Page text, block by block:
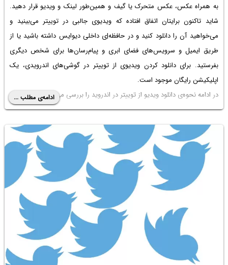
به همراه عکس، عکس متحرک یا گیف و همین‌طور لینک و ویدیو قرار دهید.
شاید تاکنون برایتان اتفاق افتاده که ویدیوی جالبی در توییتر می‌بینید و
می‌خواهید آن را دانلود کنید و در حافظه|‌ی داخلی دیوایس داشته باشید یا از
طریق ایمیل و سرویس‌های فضای ابری و پیام‌رسان‌ها برای شخص دیگری
بفرستید. برای دانلود کردن ویدیوی از توییتر در گوشی‌های اندرویدی، یک
اپلیکیشن رایگان موجود است.
در ادامه نحوه‌ی دانلود ویدیو از توییتر در اندروید را بررسی می‌کنیم. با ما باشید.
ادامه‌ی مطلب ...